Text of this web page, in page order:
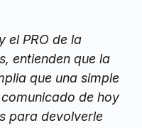
el PRO de la
entienden que la
que una simple
de hoy
para devolverle